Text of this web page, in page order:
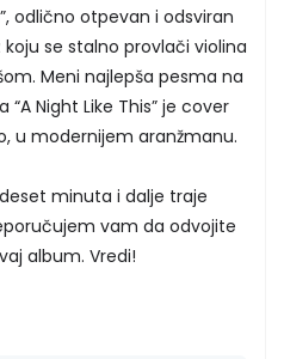
odlično otpevan i odsviran
koju se stalno provlači violina
Meni najlepša pesma na
Night Like This” je cover
u modernijem aranžmanu.
minuta i dalje traje
vam da odvojite
album. Vredi!